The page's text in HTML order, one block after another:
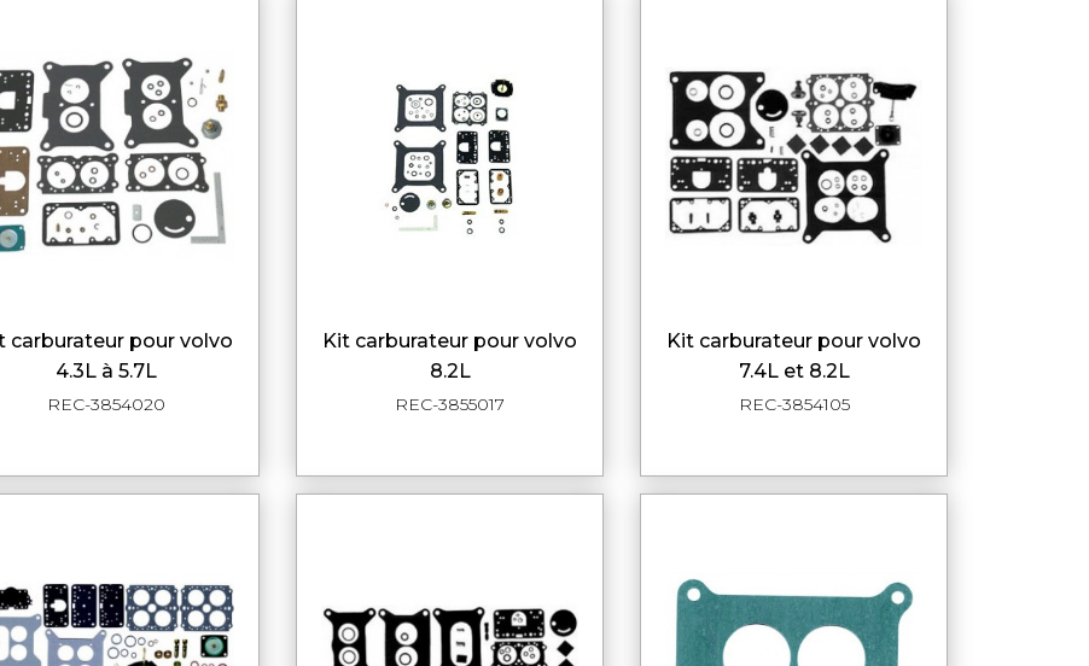
APERÇU RAPIDE
4.3L à 5.7L
REC-3854020
APERÇU RAPIDE
kit carburateur pour volvo
8.2L
REC-3855017
APERÇU RAPIDE
kit carburateur pour volvo
7.4L et 8.2L
REC-3854105